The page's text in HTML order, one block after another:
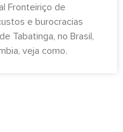
Fronteiriço de
e burocracias
Tabatinga, no Brasil,
veja como.